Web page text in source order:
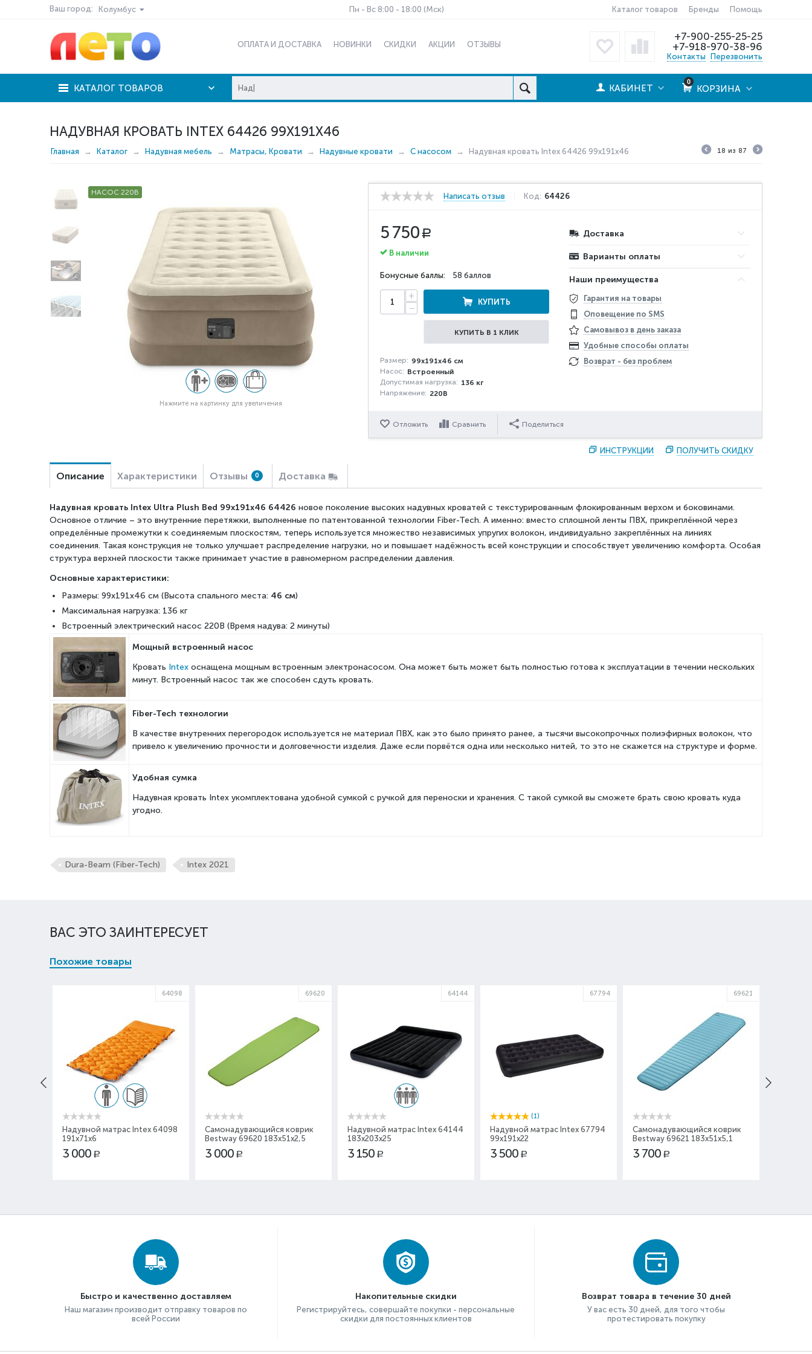
Ваш город: Колумбус Пн - Вс 8:00 - 18:00 (Мск) Каталог товаров Бренды Помощь
ОПЛАТА И ДОСТАВКА НОВИНКИ СКИДКИ АКЦИИ ОТЗЫВЫ
+7-900-255-25-25
+7-918-970-38-96
Контакты Перезвонить
КАТАЛОГ ТОВАРОВ
0
КОРЗИНА
КАБИНЕТ
НАДУВНАЯ КРОВАТЬ INTEX 64426 99Х191Х46
Главная Каталог Надувная мебель Матрасы, Кровати Надувные кровати C насосом Надувная кровать Intex 64426 99х191х46 18 из 87
НАСОС 220В
Нажмите на картинку для увеличения
Написать отзыв Код: 64426
5 750 Р
В наличии
Бонусные баллы: 58 баллов
+
−
КУПИТЬ
КУПИТЬ В 1 КЛИК
Размер: 99х191х46 см
Насос: Встроенный
Допустимая нагрузка: 136 кг
Напряжение: 220В
Доставка
Варианты оплаты
Наши преимущества
Гарантия на товары
Оповещение по SMS
Самовывоз в день заказа
Удобные способы оплаты
Возврат - без проблем
Отложить Сравнить Поделиться
ИНСТРУКЦИИ ПОЛУЧИТЬ СКИДКУ
Описание Характеристики Отзывы 0 Доставка
Надувная кровать Intex Ultra Plush Bed 99x191x46 64426 новое поколение высоких надувных кроватей с текстурированным флокированным верхом и боковинами.
Основное отличие – это внутренние перетяжки, выполненные по патентованной технологии Fiber-Tech. А именно: вместо сплошной ленты ПВХ, прикреплённой через
определённые промежутки к соединяемым плоскостям, теперь используется множество независимых упругих волокон, индивидуально закреплённых на линиях
соединения. Такая конструкция не только улучшает распределение нагрузки, но и повышает надёжность всей конструкции и способствует увеличению комфорта. Особая
структура верхней плоскости также принимает участие в равномерном распределении давления.
Основные характеристики:
Размеры: 99x191x46 см (Высота спального места: 46 см)
Максимальная нагрузка: 136 кг
Встроенный электрический насос 220В (Время надува: 2 минуты)
Мощный встроенный насос
Кровать Intex оснащена мощным встроенным электронасосом. Она может быть может быть полностью готова к эксплуатации в течении нескольких
минут. Встроенный насос так же способен сдуть кровать.
Fiber-Tech технологии
В качестве внутренних перегородок используется не материал ПВХ, как это было принято ранее, а тысячи высокопрочных полиэфирных волокон, что
привело к увеличению прочности и долговечности изделия. Даже если порвётся одна или несколько нитей, то это не скажется на структуре и форме.
Удобная сумка
Надувная кровать Intex укомплектована удобной сумкой с ручкой для переноски и хранения. С такой сумкой вы сможете брать свою кровать куда
угодно.
Dura-Beam (Fiber-Tech) Intex 2021
ВАС ЭТО ЗАИНТЕРЕСУЕТ
Похожие товары
64098
Надувной матрас Intex 64098
191x71x6
3 000 Р
69620
Самонадувающийся коврик
Bestway 69620 183x51x2,5
3 000 Р
64144
Надувной матрас Intex 64144
183x203x25
3 150 Р
67794
(1)
Надувной матрас Intex 67794
99х191х22
3 500 Р
69621
Самонадувающийся коврик
Bestway 69621 183x51x5,1
3 700 Р
Быстро и качественно доставляем
Наш магазин производит отправку товаров по
всей России
Накопительные скидки
Регистрируйтесь, совершайте покупки - персональные
скидки для постоянных клиентов
Возврат товара в течение 30 дней
У вас есть 30 дней, для того чтобы
протестировать покупку